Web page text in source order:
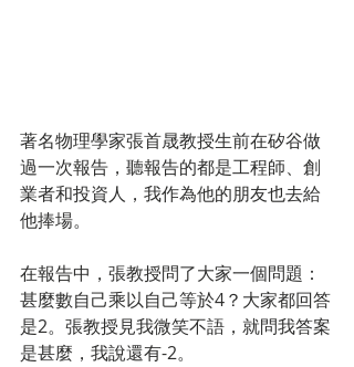
著名物理學家張首晟教授生前在矽谷做
過一次報告，聽報告的都是工程師、創
業者和投資人，我作為他的朋友也去給
他捧場。
在報告中，張教授問了大家一個問題：
甚麼數自己乘以自己等於4？大家都回答
是2。張教授見我微笑不語，就問我答案
是甚麼，我說還有-2。